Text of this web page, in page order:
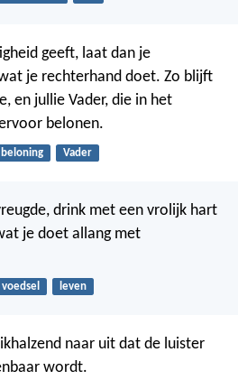
geeft, laat dan je
je rechterhand doet. Zo blijft
en jullie Vader, die in het
belonen.
beloning Vader
drink met een vrolijk hart
je doet allang met
voedsel leven
naar uit dat de luister
wordt.